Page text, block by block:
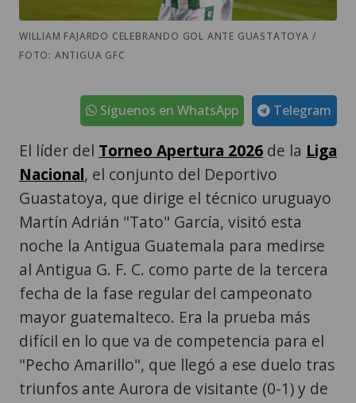
WILLIAM FAJARDO CELEBRANDO GOL ANTE GUASTATOYA /
FOTO: ANTIGUA GFC
Telegram
Síguenos en WhatsApp
El líder del Torneo Apertura 2026 de la Liga
Nacional, el conjunto del Deportivo
Guastatoya, que dirige el técnico uruguayo
Martín Adrián "Tato" García, visitó esta
noche la Antigua Guatemala para medirse
al Antigua G. F. C. como parte de la tercera
fecha de la fase regular del campeonato
mayor guatemalteco. Era la prueba más
difícil en lo que va de competencia para el
"Pecho Amarillo", que llegó a ese duelo tras
triunfos ante Aurora de visitante (0-1) y de